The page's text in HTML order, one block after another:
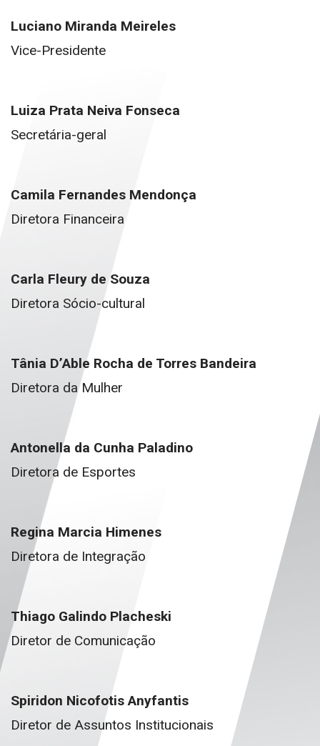
Luciano Miranda Meireles
Vice-Presidente
Luiza Prata Neiva Fonseca
Secretária-geral
Camila Fernandes Mendonça
Diretora Financeira
Carla Fleury de Souza
Diretora Sócio-cultural
Tânia D’Able Rocha de Torres Bandeira
Diretora da Mulher
Antonella da Cunha Paladino
Diretora de Esportes
Regina Marcia Himenes
Diretora de Integração
Thiago Galindo Placheski
Diretor de Comunicação
Spiridon Nicofotis Anyfantis
Diretor de Assuntos Institucionais